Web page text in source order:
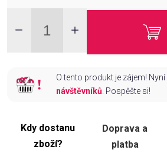
O tento produkt je zájem!
návštěvníků. Pospěšte si!
Kdy dostanu
zboží?
Doprava a
platba